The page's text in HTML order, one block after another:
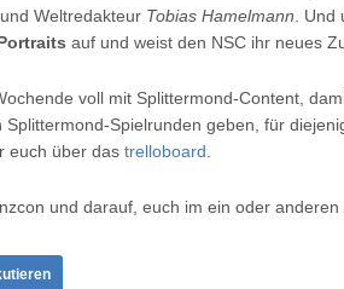
Weltredakteur Tobias Hamelmann . Und
auf und weist den NSC ihr neues
voll mit Splittermond-Content,
Splittermond-Spielrunden geben, für
euch über dastrelloboard
und darauf, euch im ein oder anderen